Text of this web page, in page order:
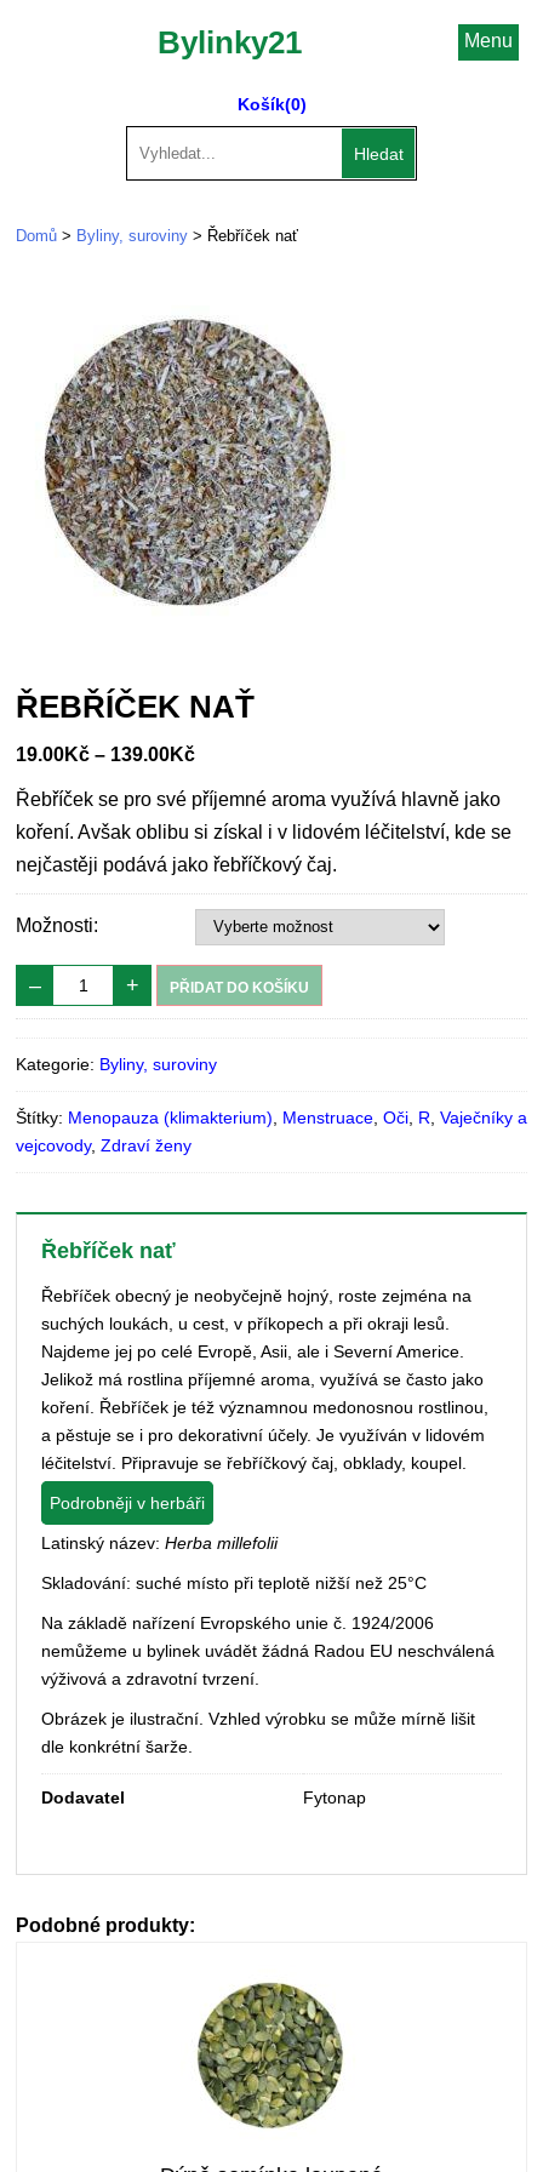
Menu
Bylinky21
Košík(0)
Hledat
Domů > Byliny, suroviny > Řebříček nať
ŘEBŘÍČEK NAŤ
19.00Kč – 139.00Kč
Řebříček se pro své příjemné aroma využívá hlavně jako
koření. Avšak oblibu si získal i v lidovém léčitelství, kde se
nejčastěji podává jako řebříčkový čaj.
Možnosti:
– + PŘIDAT DO KOŠÍKU
Kategorie: Byliny, suroviny
Štítky: Menopauza (klimakterium) Menstruace Oči R Vaječníky a
vejcovody, Zdraví ženy
Řebříček nať
Řebříček obecný je neobyčejně hojný, roste zejména na
suchých loukách, u cest, v příkopech a při okraji lesů.
Najdeme jej po celé Evropě, Asii, ale i Severní Americe.
Jelikož má rostlina příjemné aroma, využívá se často jako
koření. Řebříček je též významnou medonosnou rostlinou,
a pěstuje se i pro dekorativní účely. Je využíván v lidovém
léčitelství. Připravuje se řebříčkový čaj, obklady, koupel.
Podrobněji v herbáři
Latinský název: Herba millefolii
Skladování: suché místo při teplotě nižší než 25°C
Na základě nařízení Evropského unie č. 1924/2006
nemůžeme u bylinek uvádět žádná Radou EU neschválená
výživová a zdravotní tvrzení.
Obrázek je ilustrační. Vzhled výrobku se může mírně lišit
dle konkrétní šarže.
Dodavatel Fytonap
Podobné produkty: